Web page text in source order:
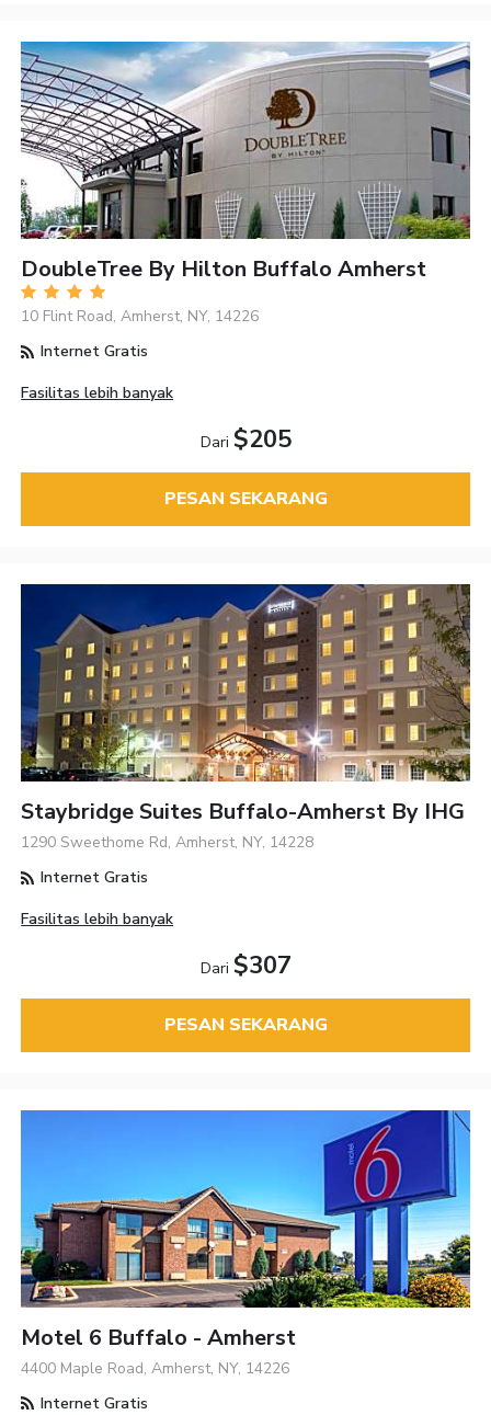
DoubleTree By Hilton Buffalo Amherst
10 Flint Road, Amherst, NY, 14226
Internet Gratis
Fasilitas lebih banyak
Dari $205
PESAN SEKARANG
Staybridge Suites Buffalo-Amherst By IHG
1290 Sweethome Rd, Amherst, NY, 14228
Internet Gratis
Fasilitas lebih banyak
Dari $307
PESAN SEKARANG
Motel 6 Buffalo - Amherst
4400 Maple Road, Amherst, NY, 14226
Internet Gratis